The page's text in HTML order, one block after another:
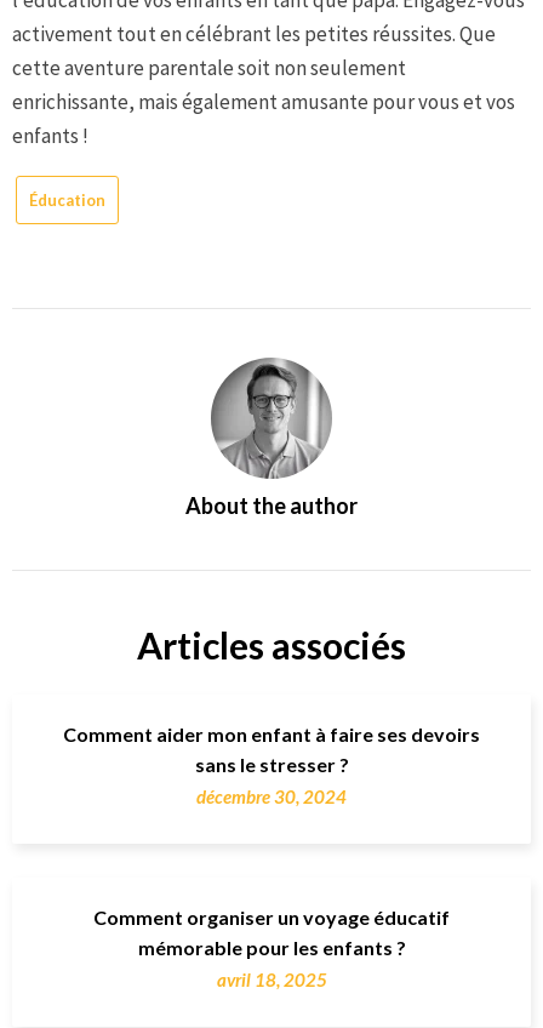
activement tout en célébrant les petites réussites. Que
cette aventure parentale soit non seulement
enrichissante, mais également amusante pour vous et vos
enfants !
Éducation
About the author
Articles associés
Comment aider mon enfant à faire ses devoirs
sans le stresser ?
décembre 30, 2024
Comment organiser un voyage éducatif
mémorable pour les enfants ?
avril 18, 2025